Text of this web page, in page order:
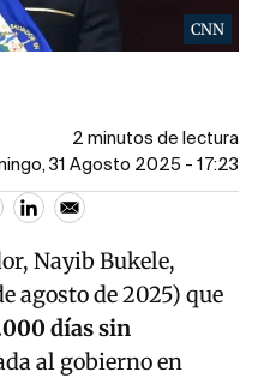
CNN
2 minutos de lectura
31 Agosto 2025 - 17:23
Nayib Bukele,
agosto de 2025) que
días sin
al gobierno en